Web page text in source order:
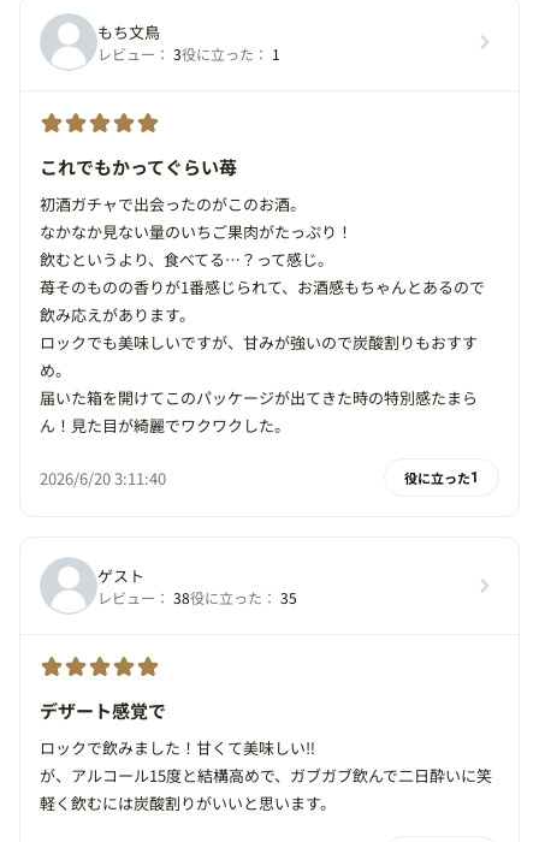
もち文鳥
レビュー： 3役に立った： 1
これでもかってぐらい苺
初酒ガチャで出会ったのがこのお酒。
なかなか見ない量のいちご果肉がたっぷり！
飲むというより、食べてる…？って感じ。
苺そのものの香りが1番感じられて、お酒感もちゃんとあるので
飲み応えがあります。
ロックでも美味しいですが、甘みが強いので炭酸割りもおすす
め。
届いた箱を開けてこのパッケージが出てきた時の特別感たまら
ん！見た目が綺麗でワクワクした。
2026/6/20 3:11:40 役に立った1
ゲスト
レビュー： 38役に立った： 35
デザート感覚で
ロックで飲みました！甘くて美味しい‼︎
が、アルコール15度と結構高めで、ガブガブ飲んで二日酔いに笑
軽く飲むには炭酸割りがいいと思います。